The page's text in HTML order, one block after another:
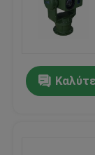
Θερμικό
Monocular
διόπτρες